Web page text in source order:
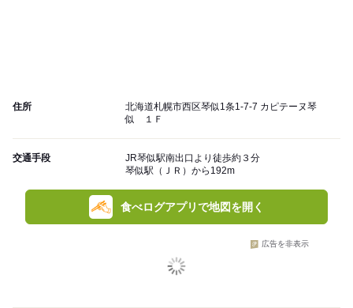
住所
北海道札幌市西区琴似1条1-7-7 カピテーヌ琴
似 １Ｆ
交通手段
JR琴似駅南出口より徒歩約３分
琴似駅（ＪＲ）から192m
食べログアプリで地図を開く
広告を非表示